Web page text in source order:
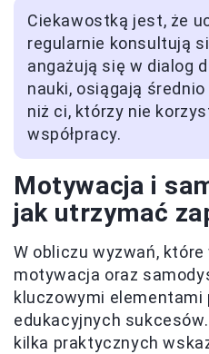
Ciekawostką jest, że
regularnie konsultują
angażują się w dialog
nauki, osiągają
niż ci, którzy nie
współpracy.
Motywacja i
jak utrzymać
W obliczu wyzwań,
motywacja oraz
kluczowymi elementami
edukacyjnych
kilka praktycznych